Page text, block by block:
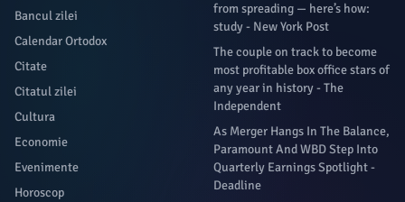
Bancul zilei
Calendar Ortodox
Citate
Citatul zilei
Cultura
Economie
Evenimente
Horoscop
from spreading — here’s how:
study - New York Post
The couple on track to become
most profitable box office stars of
any year in history - The
Independent
As Merger Hangs In The Balance,
Paramount And WBD Step Into
Quarterly Earnings Spotlight -
Deadline